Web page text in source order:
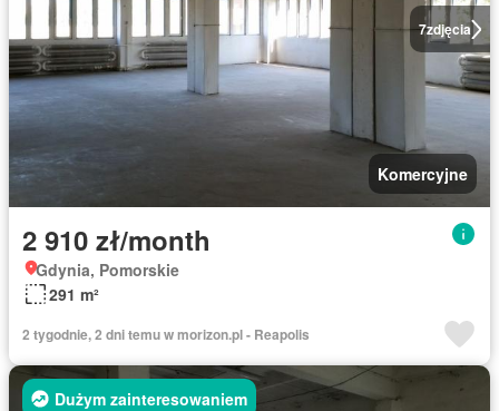
7zdjęcia
Komercyjne
2 910 zł/month
Gdynia, Pomorskie
291 m²
2 tygodnie, 2 dni temu w morizon.pl - Reapolis
Dużym zainteresowaniem